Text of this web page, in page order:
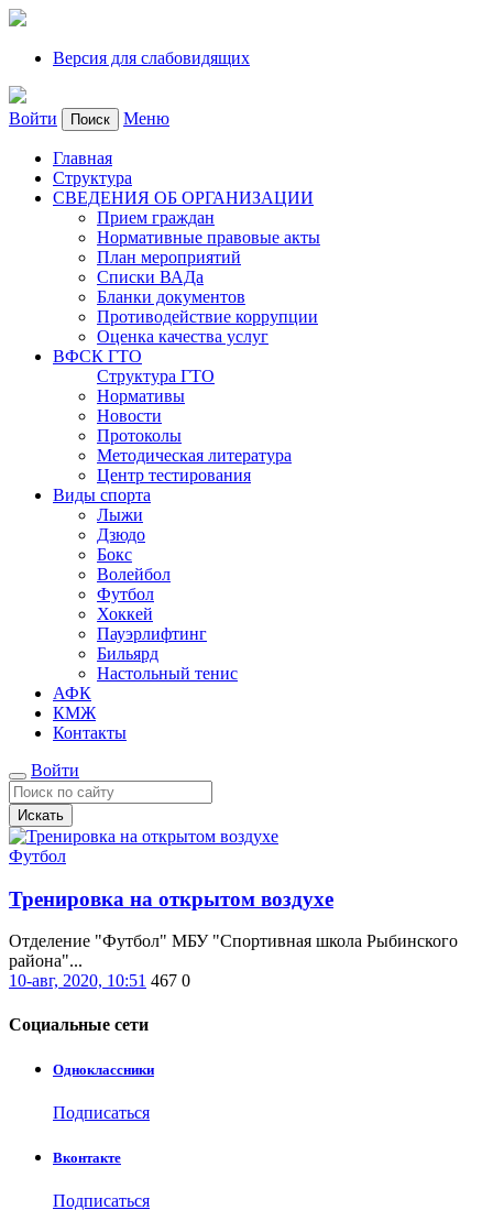
Версия для слабовидящих
Войти Поиск Меню
Главная
Структура
СВЕДЕНИЯ ОБ ОРГАНИЗАЦИИ
Прием граждан
Нормативные правовые акты
План мероприятий
Списки ВАДа
Бланки документов
Противодействие коррупции
Оценка качества услуг
ВФСК ГТО
Структура ГТО
Нормативы
Новости
Протоколы
Методическая литература
Центр тестирования
Виды спорта
Лыжи
Дзюдо
Бокс
Волейбол
Футбол
Хоккей
Пауэрлифтинг
Бильярд
Настольный тенис
АФК
КМЖ
Контакты
Войти
Искать
Футбол
Тренировка на открытом воздухе
Отделение "Футбол" МБУ "Спортивная школа Рыбинского
района"...
10-авг, 2020, 10:51 467 0
Социальные сети
Одноклассники
Подписаться
Вконтакте
Подписаться